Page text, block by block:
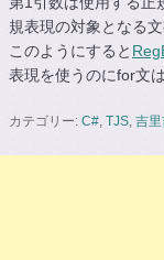
規表現の対象となる文
このようにすると
表現を使うのにfor文
カテゴリー: C# TJS 吉里